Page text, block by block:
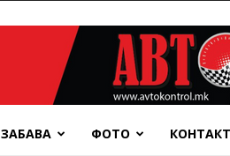
ЗАБАВА ФОТО КОНТАКТ